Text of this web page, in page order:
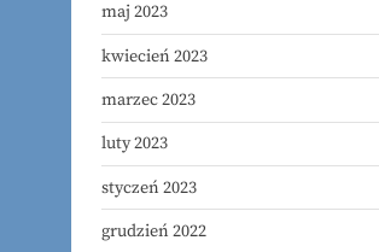
maj 2023
kwiecień 2023
marzec 2023
luty 2023
styczeń 2023
grudzień 2022